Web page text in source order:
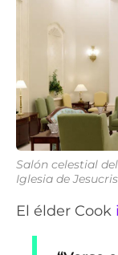
Salón celestial
Iglesia de
El élder Cook